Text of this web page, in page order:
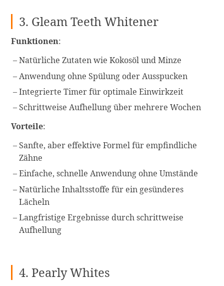
3. Gleam Teeth Whitener
Funktionen:
Natürliche Zutaten wie Kokosöl und Minze
Anwendung ohne Spülung oder Ausspucken
Integrierte Timer für optimale Einwirkzeit
Schrittweise Aufhellung über mehrere Wochen
Vorteile:
Sanfte, aber effektive Formel für empfindliche
Zähne
Einfache, schnelle Anwendung ohne Umstände
Natürliche Inhaltsstoffe für ein gesünderes
Lächeln
Langfristige Ergebnisse durch schrittweise
Aufhellung
4. Pearly Whites